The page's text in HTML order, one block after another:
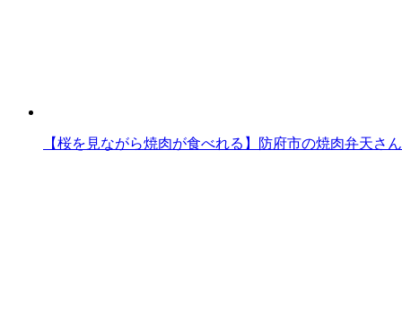
【桜を見ながら焼肉が食べれる】防府市の焼肉弁天さ